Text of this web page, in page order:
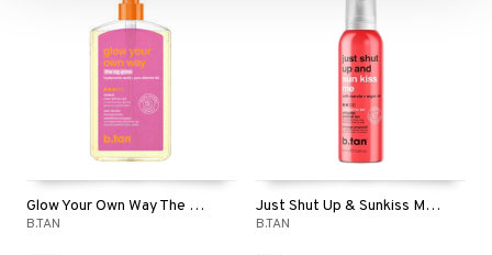
Glow Your Own Way The OG Glow - Clear Self Tan Gel
B.TAN
Just Shut Up & Sunkiss Me Whipped Gradual Tan
B.TAN